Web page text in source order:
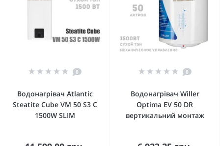
0
Водонагрівач Atlantic
Steatite Cube VM 50 S3 C
1500W SLIM
0
Водонагрівач Willer
Optima EV 50 DR
вертикальний монтаж